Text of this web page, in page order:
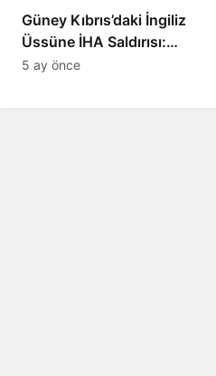
Güney Kıbrıs’daki İngiliz
Üssüne İHA Saldırısı:
Patlama, Sirenler ve
5 ay önce